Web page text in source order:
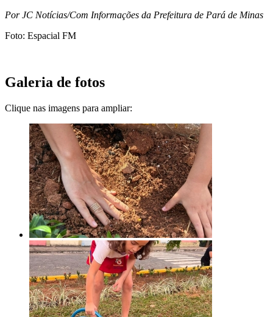
Por JC Notícias/Com Informações da Prefeitura de Pará de Minas
Foto: Espacial FM
Galeria de fotos
Clique nas imagens para ampliar: